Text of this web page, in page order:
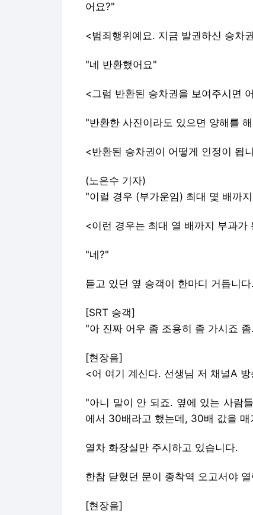
어요?"
<범죄행위예요. 지금 발권하신 승차
"네 반환했어요"
<그럼 반환된 승차권을 보여주시면
"반환한 사진이라도 있으면 양해를
<반환된 승차권이 어떻게 인정이 됩
(노은수 기자)
"이럴 경우 (부가운임) 최대 몇 배까
<이런 경우는 최대 열 배까지 부과가
"네?"
듣고 있던 옆 승객이 한마디 거듭니다.
[SRT 승객]
"아 진짜 어우 좀 조용히 좀 가시죠
[현장음]
<어 여기 계신다. 선생님 저 채널A
"아니 말이 안 되죠. 옆에 있는 사람
에서 30배라고 했는데, 30배 값을 매
열차 화장실만 주시하고 있습니다.
한참 닫혔던 문이 종착역 오고서야
[현장음]